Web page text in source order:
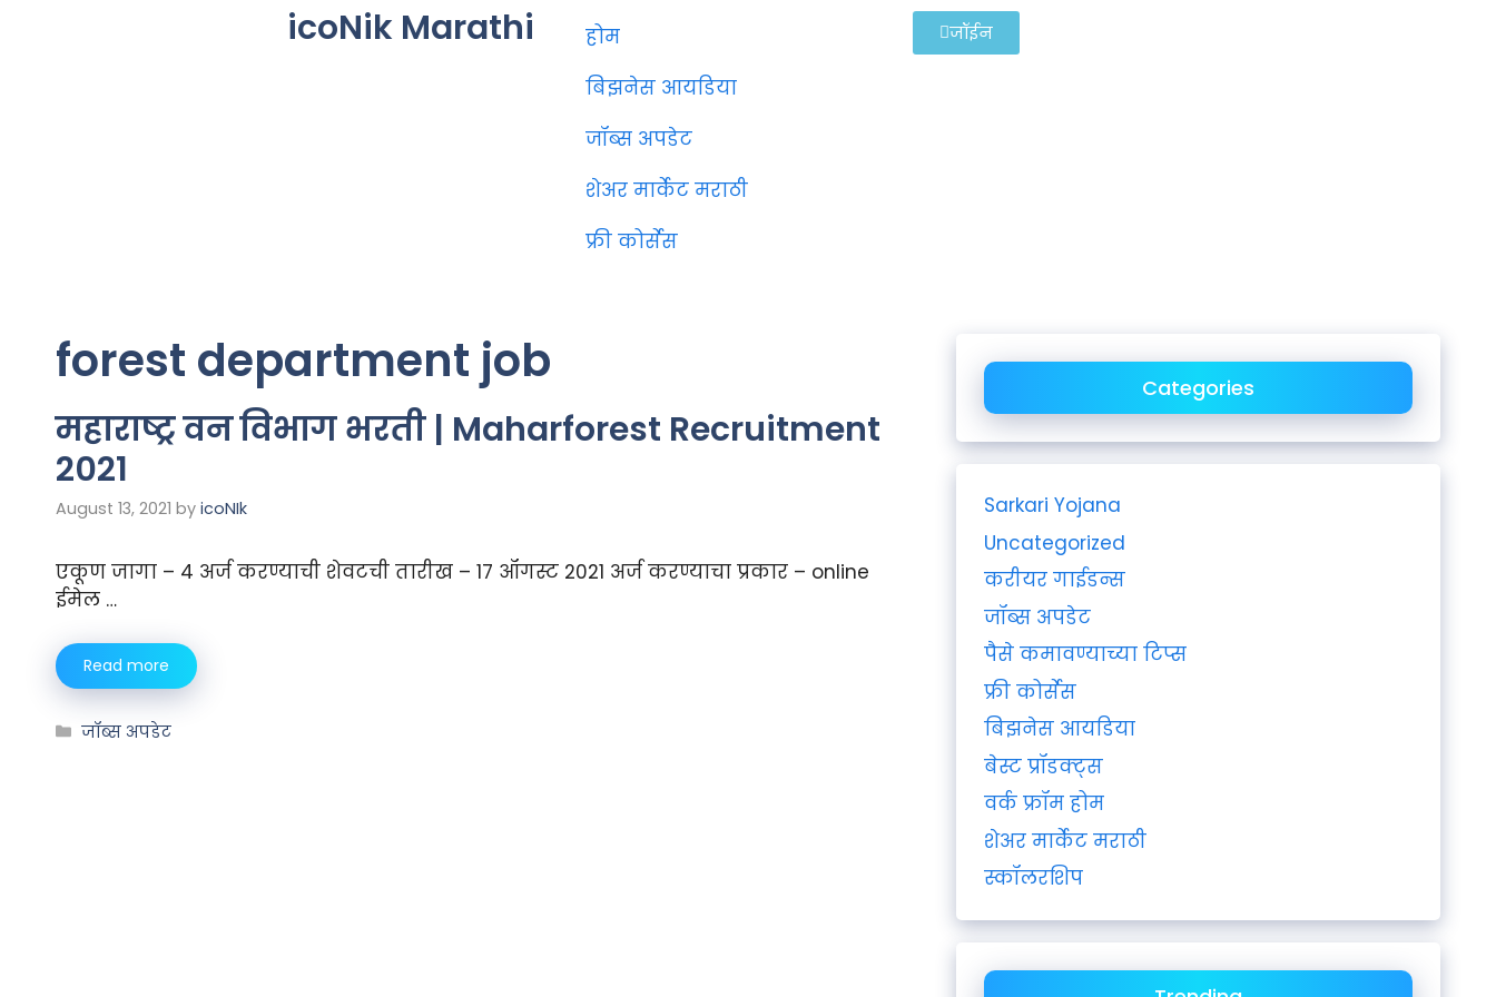
icoNik Marathi
होम
बिझनेस आयडिया
जॉब्स अपडेट
शेअर मार्केट मराठी
फ्री कोर्सेस
जॉईन
forest department job
महाराष्ट्र वन विभाग भरती | Maharforest Recruitment
2021
August 13, 2021 by icoNIk
एकूण जागा – 4 अर्ज करण्याची शेवटची तारीख – 17 ऑगस्ट 2021 अर्ज करण्याचा प्रकार – online
ईमेल …
Read more
जॉब्स अपडेट
Categories
Sarkari Yojana
Uncategorized
करीयर गाईडन्स
जॉब्स अपडेट
पैसे कमावण्याच्या टिप्स
फ्री कोर्सेस
बिझनेस आयडिया
बेस्ट प्रॉडक्ट्स
वर्क फ्रॉम होम
शेअर मार्केट मराठी
स्कॉलरशिप